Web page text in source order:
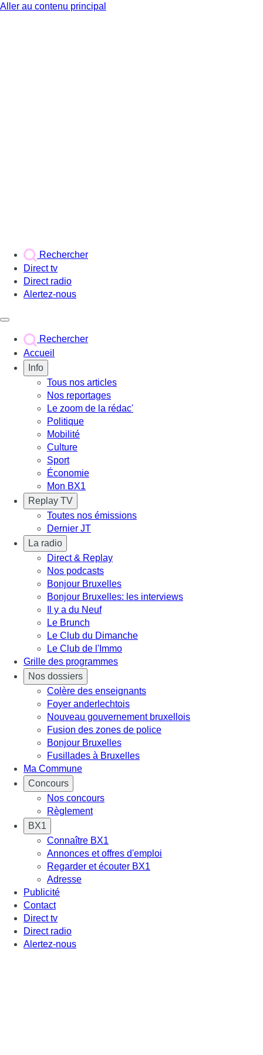
Aller au contenu principal
Rechercher
Direct tv
Direct radio
Alertez-nous
Rechercher
Accueil
Info
Tous nos articles
Nos reportages
Le zoom de la rédac'
Politique
Mobilité
Culture
Sport
Économie
Mon BX1
Replay TV
Toutes nos émissions
Dernier JT
La radio
Direct & Replay
Nos podcasts
Bonjour Bruxelles
Bonjour Bruxelles: les interviews
Il y a du Neuf
Le Brunch
Le Club du Dimanche
Le Club de l'Immo
Grille des programmes
Nos dossiers
Colère des enseignants
Foyer anderlechtois
Nouveau gouvernement bruxellois
Fusion des zones de police
Bonjour Bruxelles
Fusillades à Bruxelles
Ma Commune
Concours
Nos concours
Règlement
BX1
Connaître BX1
Annonces et offres d'emploi
Regarder et écouter BX1
Adresse
Publicité
Contact
Direct tv
Direct radio
Alertez-nous